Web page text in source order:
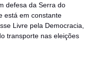
defesa da Serra do
está em constante
Livre pela Democracia,
transporte nas eleições